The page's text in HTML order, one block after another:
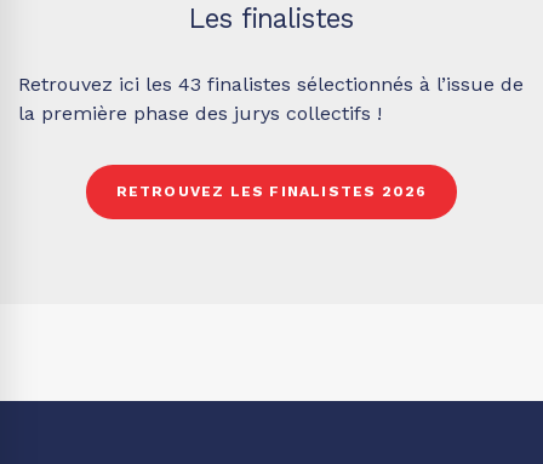
Les finalistes
Retrouvez ici les 43 finalistes sélectionnés à l’issue de
la première phase des jurys collectifs !
RETROUVEZ LES FINALISTES 2026